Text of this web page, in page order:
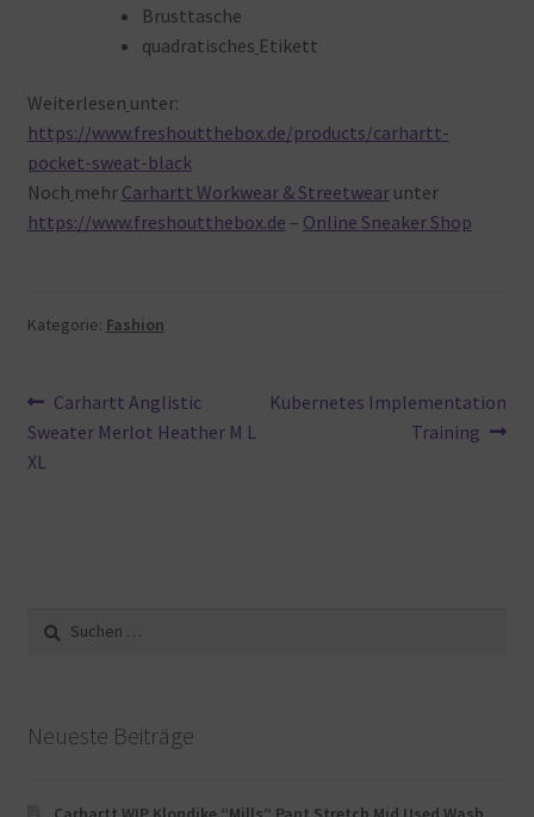
Brusttasche
quadratisches Etikett
Weiterlesen unter:
https://www.freshoutthebox.de/products/carhartt-
pocket-sweat-black
Noch mehr Carhartt Workwear & Streetwearunter
https://www.freshoutthebox.de – Online Sneaker Shop
Kategorie: Fashion
Beitragsnavigation
Vorheriger
Beitrag:
Carhartt Anglistic
Sweater Merlot Heather M L
XL
Nächster
Kubernetes Implementation
Training
Suche
nach:
Neueste Beiträge